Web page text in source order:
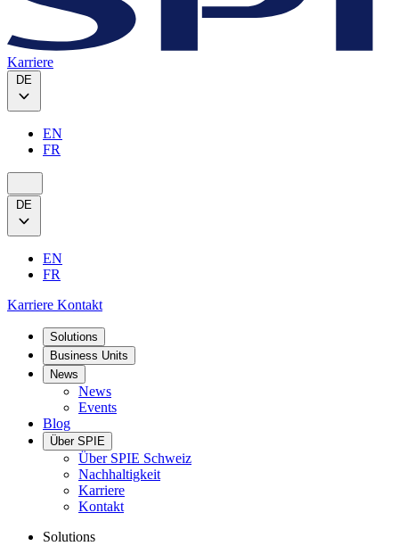
Karriere
DE
EN
FR
DE
EN
FR
Karriere Kontakt
Solutions
Business Units
News
News
Events
Blog
Über SPIE
Über SPIE Schweiz
Nachhaltigkeit
Karriere
Kontakt
Solutions